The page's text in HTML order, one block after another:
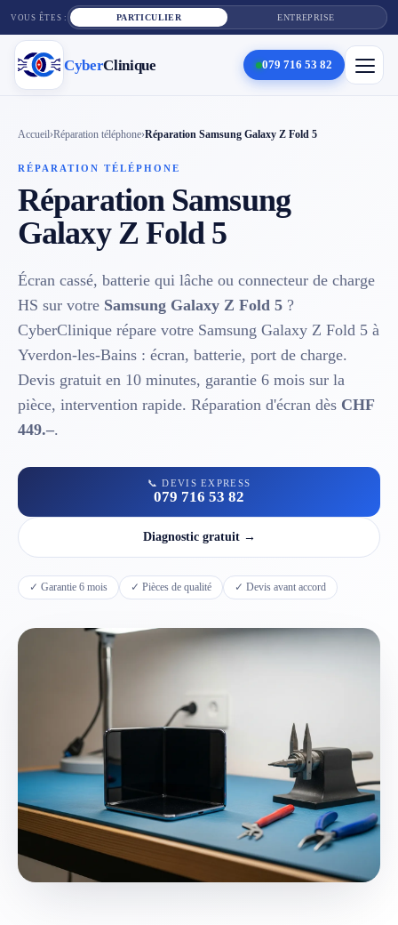
VOUS ÊTES : PARTICULIER ENTREPRISE
CyberClinique 079 716 53 82
Cyber Clinique ×
Services
Réparation téléphone
Tarifs
Blog
📱 Réparation téléphone par marque
📍 LOCALITÉS DESSERVIES
Gros-de-Vaud 4
Broye 5
Jura & Plateau
→ Toutes les zones d'intervention (21 villes)
079 716 53 82
Accueil›Réparation téléphone›Réparation Samsung Galaxy Z Fold 5
RÉPARATION TÉLÉPHONE
Réparation Samsung
Galaxy Z Fold 5
Écran cassé, batterie qui lâche ou connecteur de charge
HS sur votre Samsung Galaxy Z Fold 5 ?
CyberClinique répare votre Samsung Galaxy Z Fold 5 à
Yverdon-les-Bains : écran, batterie, port de charge.
Devis gratuit en 10 minutes, garantie 6 mois sur la
pièce, intervention rapide. Réparation d'écran dès CHF
449.–.
📞 DEVIS EXPRESS
079 716 53 82
Diagnostic gratuit →
✓ Garantie 6 mois ✓ Pièces de qualité ✓ Devis avant accord